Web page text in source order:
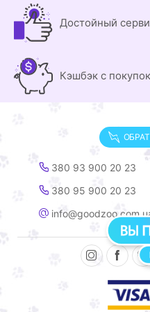
Достойный
Кэшбэк с
380 93 900 20 23
380 95 900 20 23